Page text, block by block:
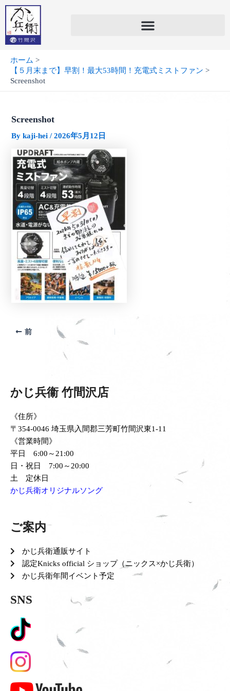
内
を
ホーム
【５月末まで】早割！最大53時間！充電式ミストファン
Screenshot
Screenshot
Bykaji-hei/2026年5月12日
前
かじ兵衞 竹間沢店
《住所》
〒354-0046 埼玉県入間郡三芳町竹間沢東1-11
《営業時間》
平日 6:00～21:00
日・祝日 7:00～20:00
土 定休日
かじ兵衛オリジナルソング
ご案内
かじ兵衛通販サイト
認定Knicks official ショップ（ニックス×かじ兵衛）
かじ兵衛年間イベント予定
SNS